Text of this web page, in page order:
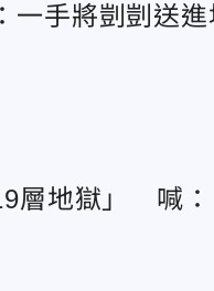
手將剴剴送進
層地獄」 喊